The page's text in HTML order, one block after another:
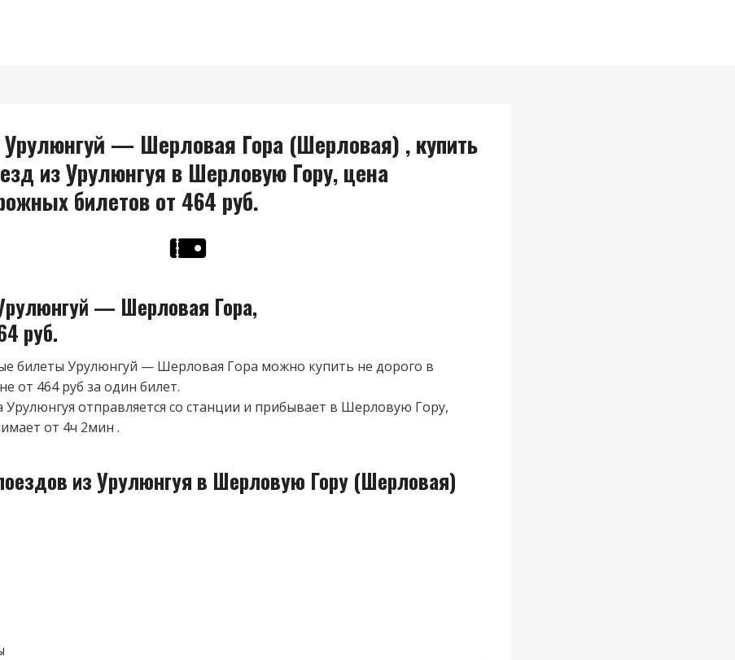
— Шерловая Гора (Шерловая) , купить
из Урулюнгуя в Шерловую Гору, цена
билетов от 464 руб.
— Шерловая Гора,
руб.
билеты Урулюнгуй — Шерловая Гора можно купить не дорого в
от 464 руб за один билет.
Урулюнгуя отправляется со станции и прибывает в Шерловую Гору,
от 4ч 2мин .
из Урулюнгуя в Шерловую Гору (Шерловая)